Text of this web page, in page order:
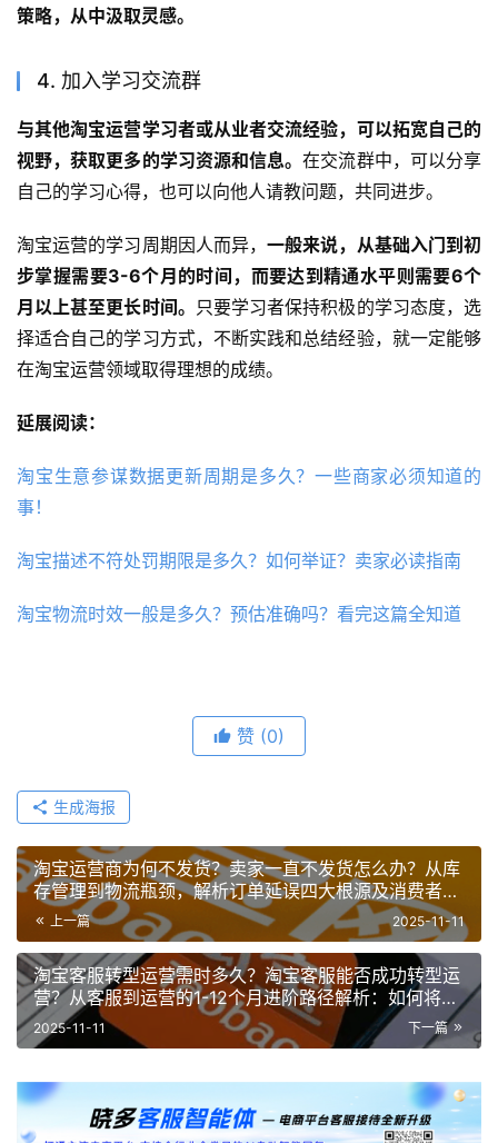
策略，从中汲取灵感。
4. 加入学习交流群
与其他淘宝运营学习者或从业者交流经验，可以拓宽自己的
视野，获取更多的学习资源和信息。在交流群中，可以分享
自己的学习心得，也可以向他人请教问题，共同进步。
淘宝运营的学习周期因人而异，一般来说，从基础入门到初
步掌握需要3-6个月的时间，而要达到精通水平则需要6个
月以上甚至更长时间。 只要学习者保持积极的学习态度，选
择适合自己的学习方式，不断实践和总结经验，就一定能够
在淘宝运营领域取得理想的成绩。
延展阅读：
淘宝生意参谋数据更新周期是多久？一些商家必须知道的
事！
淘宝描述不符处罚期限是多久？如何举证？卖家必读指南
淘宝物流时效一般是多久？预估准确吗？看完这篇全知道
赞 (0)
生成海报
淘宝运营商为何不发货？卖家一直不发货怎么办？从库
存管理到物流瓶颈，解析订单延误四大根源及消费者维
权指南！
上一篇 2025-11-11
淘宝客服转型运营需时多久？淘宝客服能否成功转型运
营？从客服到运营的1-12个月进阶路径解析：如何将客
户洞察转化为运营竞争力！
下一篇
2025-11-11